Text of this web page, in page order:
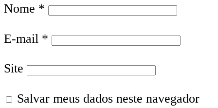
Nome *
E-mail *
Site
Salvar meus dados neste navegador